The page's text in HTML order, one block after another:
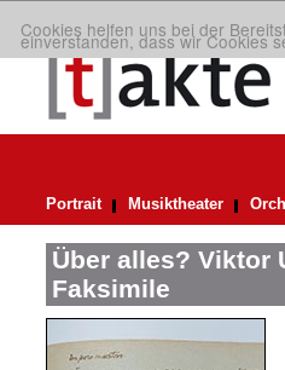
Cookies helfen uns bei der
einverstanden, dass wir Cookies
Portrait Musiktheater
Über alles? Viktor
Faksimile